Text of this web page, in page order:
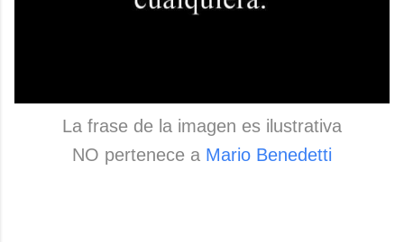
La frase de la imagen es ilustrativa
NO pertenece a Mario Benedetti